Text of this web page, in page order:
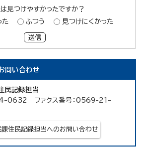
見つけやすかったですか？
た
ふつう 見つけにくかった
送信
問い合わせ
民記録担当
0632 ファクス番号：0569-21-
住民記録担当へのお問い合わせ